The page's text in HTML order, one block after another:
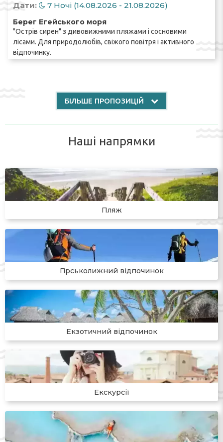
Дати: 7 Ночі (14.08.2026 - 21.08.2026)
Берег Егейського моря
"Острів сирен" з дивовижними пляжами і сосновими
лісами. Для природолюбів, свіжого повітря і активного
відпочинку.
БІЛЬШЕ ПРОПОЗИЦІЙ
Наші напрямки
Пляж
Гірськолижний відпочинок
Екзотичний відпочинок
Eкскурсії